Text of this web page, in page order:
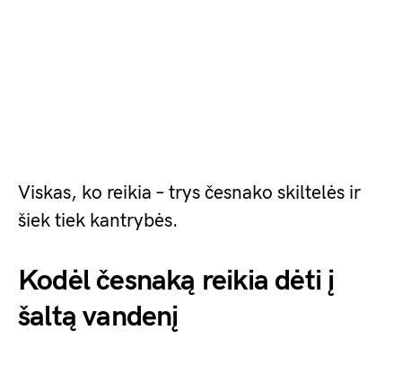
Viskas, ko reikia – trys česnako skiltelės ir
šiek tiek kantrybės.
Kodėl česnaką reikia dėti į
šaltą vandenį